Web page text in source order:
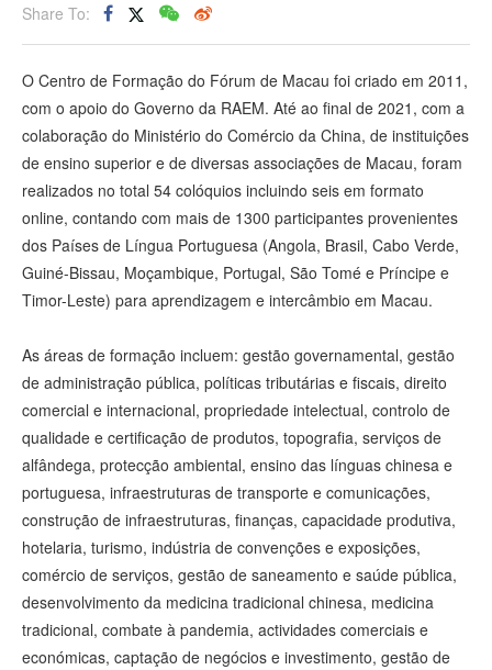
Share To:
O Centro de Formação do Fórum de Macau foi criado em 2011,
com o apoio do Governo da RAEM. Até ao final de 2021, com a
colaboração do Ministério do Comércio da China, de instituições
de ensino superior e de diversas associações de Macau, foram
realizados no total 54 colóquios incluindo seis em formato
online, contando com mais de 1300 participantes provenientes
dos Países de Língua Portuguesa (Angola, Brasil, Cabo Verde,
Guiné-Bissau, Moçambique, Portugal, São Tomé e Príncipe e
Timor-Leste) para aprendizagem e intercâmbio em Macau.
As áreas de formação incluem: gestão governamental, gestão
de administração pública, políticas tributárias e fiscais, direito
comercial e internacional, propriedade intelectual, controlo de
qualidade e certificação de produtos, topografia, serviços de
alfândega, protecção ambiental, ensino das línguas chinesa e
portuguesa, infraestruturas de transporte e comunicações,
construção de infraestruturas, finanças, capacidade produtiva,
hotelaria, turismo, indústria de convenções e exposições,
comércio de serviços, gestão de saneamento e saúde pública,
desenvolvimento da medicina tradicional chinesa, medicina
tradicional, combate à pandemia, actividades comerciais e
económicas, captação de negócios e investimento, gestão de